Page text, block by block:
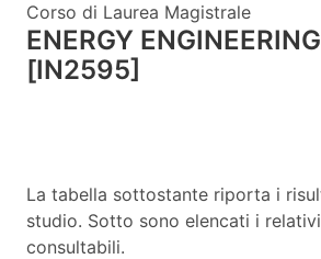
Corso di Laurea Magistrale
ENERGY
[IN2595]
La tabella sottostante riporta i
studio. Sotto sono elencati i
consultabili.